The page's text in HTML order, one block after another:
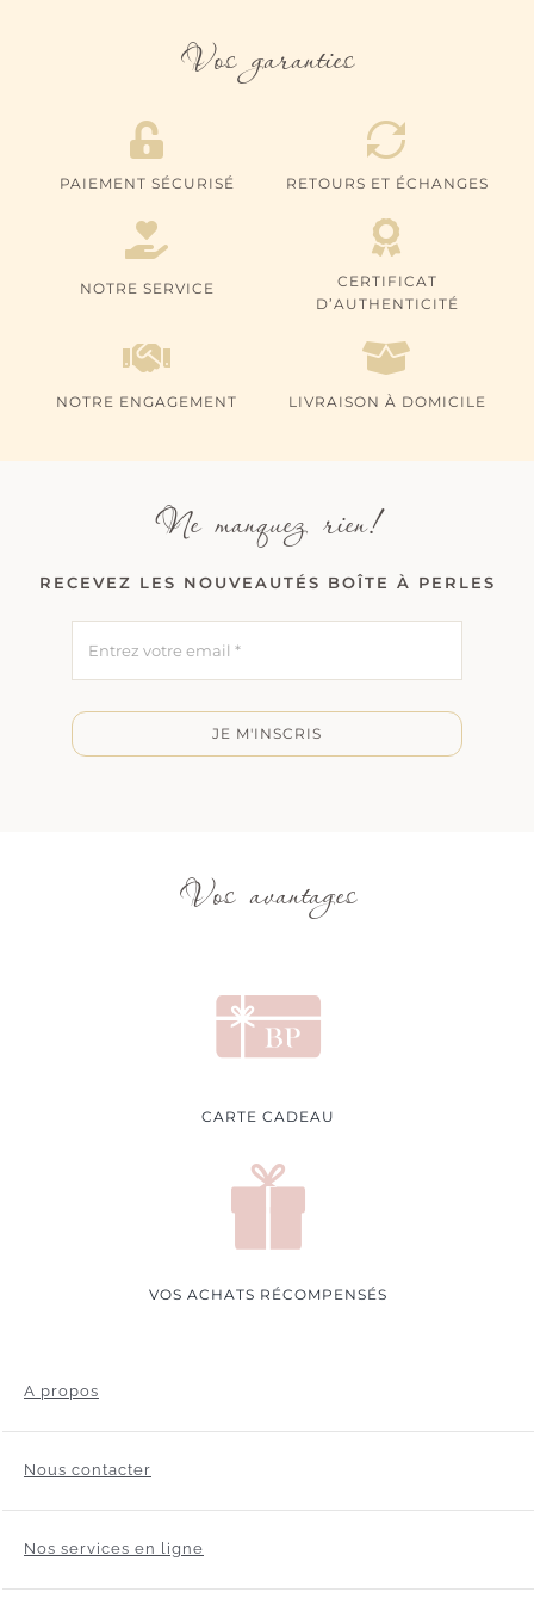
Vos garanties
PAIEMENT SÉCURISÉ RETOURS ET ÉCHANGES
NOTRE SERVICE
CERTIFICAT
D’AUTHENTICITÉ
NOTRE ENGAGEMENT LIVRAISON À DOMICILE
Ne manquez rien!
RECEVEZ LES NOUVEAUTÉS BOÎTE À PERLES
JE M'INSCRIS
Vos avantages
CARTE CADEAU
VOS ACHATS RÉCOMPENSÉS
A propos
Nous contacter
Nos services en ligne